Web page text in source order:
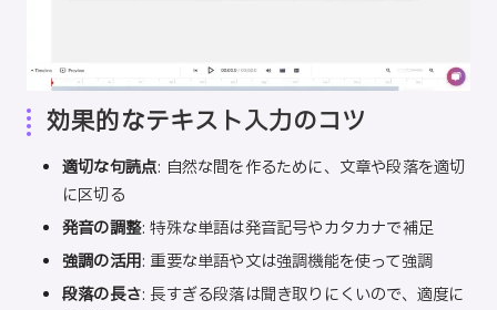
効果的なテキスト入力のコツ
適切な句読点: 自然な間を作るために、文章や段落を適切
に区切る
発音の調整: 特殊な単語は発音記号やカタカナで補足
強調の活用: 重要な単語や文は強調機能を使って強調
段落の長さ: 長すぎる段落は聞き取りにくいので、適度に